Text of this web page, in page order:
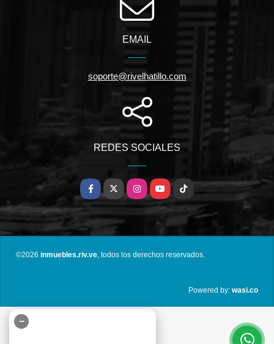
EMAIL
soporte@rivelhatillo.com
REDES SOCIALES
Facebook
X InstagramYouTubeTikTok
©2026 inmuebles.riv.ve, todos los derechos reservados.
Powered by: wasi.co
−